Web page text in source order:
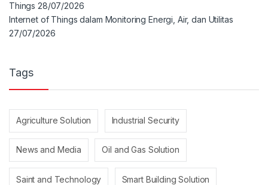
Things 28/07/2026
Internet of Things dalam Monitoring Energi, Air, dan Utilitas
27/07/2026
Tags
Agriculture Solution Industrial Security
News and Media Oil and Gas Solution
Saint and Technology Smart Building Solution